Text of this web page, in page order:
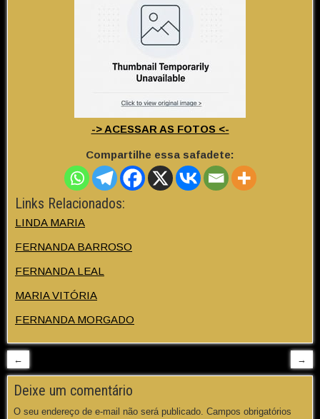
-> ACESSAR AS FOTOS <-
Compartilhe essa safadete:
Links Relacionados:
LINDA MARIA
FERNANDA BARROSO
FERNANDA LEAL
MARIA VITÓRIA
FERNANDA MORGADO
← →
Deixe um comentário
O seu endereço de e-mail não será publicado. Campos obrigatórios